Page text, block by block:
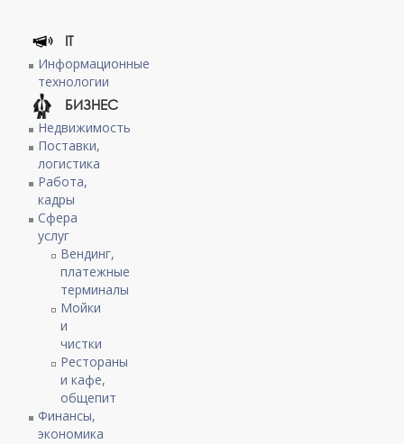
IT
Информационные
технологии
БИЗНЕС
Недвижимость
Поставки,
логистика
Работа,
кадры
Сфера
услуг
Вендинг,
платежные
терминалы
Мойки
и
чистки
Рестораны
и кафе,
общепит
Финансы,
экономика